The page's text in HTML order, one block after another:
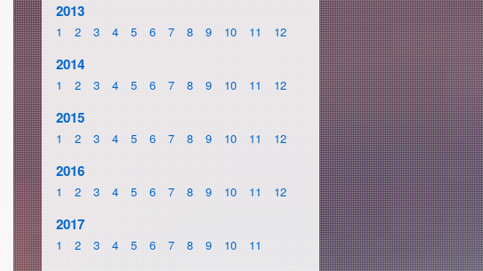
2013
1 2 3 4 5 6 7 8 9 10 11 12
2014
1 2 3 4 5 6 7 8 9 10 11 12
2015
1 2 3 4 5 6 7 8 9 10 11 12
2016
1 2 3 4 5 6 7 8 9 10 11 12
2017
1 2 3 4 5 6 7 8 9 10 11